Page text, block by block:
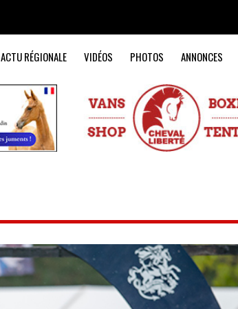
ACTU RÉGIONALE VIDÉOS PHOTOS ANNONCES